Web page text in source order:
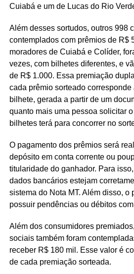
Cuiabá e um de Lucas do Rio
Além desses sortudos, outros 998
contemplados com prêmios de R$
moradores de Cuiabá e Colíder,
vezes, com bilhetes diferentes, e
de R$ 1.000. Essa premiação
cada prêmio sorteado
bilhete, gerada a partir de um
quanto mais uma pessoa solicitar
bilhetes terá para concorrer no
O pagamento dos prêmios será
depósito em conta corrente ou
titularidade do ganhador. Para
dados bancários estejam
sistema do Nota MT. Além disso, o
possuir pendências ou débitos
Além dos consumidores
sociais também foram
receber R$ 180 mil. Esse valor é
de cada premiação sorteada.